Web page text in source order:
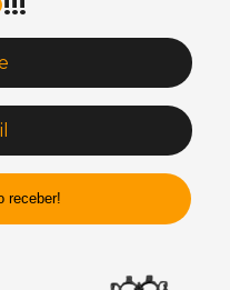
receber!